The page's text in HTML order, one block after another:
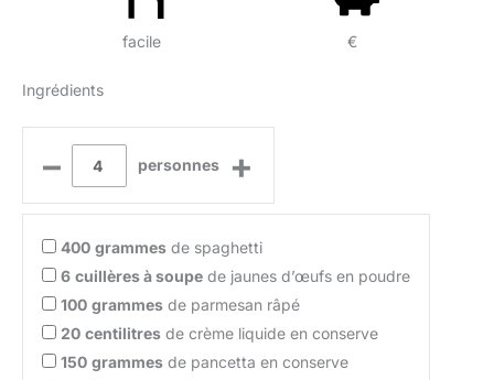
facile €
Ingrédients
– personnes +
400 grammes de spaghetti
6 cuillères à soupe de jaunes d’œufs en poudre
100 grammes de parmesan râpé
20 centilitres de crème liquide en conserve
150 grammes de pancetta en conserve